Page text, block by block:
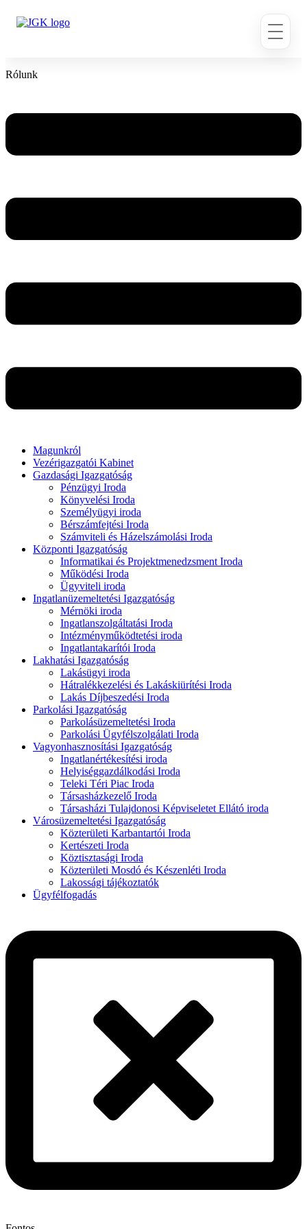
Rólunk
Magunkról
Vezérigazgatói Kabinet
Gazdasági Igazgatóság
Pénzügyi Iroda
Könyvelési Iroda
Személyügyi iroda
Bérszámfejtési Iroda
Számviteli és Házelszámolási Iroda
Központi Igazgatóság
Informatikai és Projektmenedzsment Iroda
Működési Iroda
Ügyviteli iroda
Ingatlanüzemeltetési Igazgatóság
Mérnöki iroda
Ingatlanszolgáltatási Iroda
Intézményműködtetési iroda
Ingatlantakarítói Iroda
Lakhatási Igazgatóság
Lakásügyi iroda
Hátralékkezelési és Lakáskiürítési Iroda
Lakás Díjbeszedési Iroda
Parkolási Igazgatóság
Parkolásüzemeltetési Iroda
Parkolási Ügyfélszolgálati Iroda
Vagyonhasznosítási Igazgatóság
Ingatlanértékesítési iroda
Helyiséggazdálkodási Iroda
Teleki Téri Piac Iroda
Társasházkezelő Iroda
Társasházi Tulajdonosi Képviseletet Ellátó iroda
Városüzemeltetési Igazgatóság
Közterületi Karbantartói Iroda
Kertészeti Iroda
Köztisztasági Iroda
Közterületi Mosdó és Készenléti Iroda
Lakossági tájékoztatók
Ügyfélfogadás